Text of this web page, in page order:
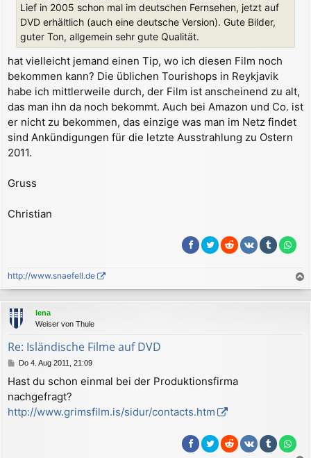
Lief in 2005 schon mal im deutschen Fernsehen, jetzt auf
DVD erhältlich (auch eine deutsche Version). Gute Bilder,
guter Ton, allgemein sehr gute Qualität.
hat vielleicht jemand einen Tip, wo ich diesen Film noch
bekommen kann? Die üblichen Tourishops in Reykjavik
habe ich mittlerweile durch, der Film ist anscheinend zu alt,
das man ihn da noch bekommt. Auch bei Amazon und Co. ist
er nicht zu bekommen, das einzige was man im Netz findet
sind Ankündigungen für die letzte Ausstrahlung zu Ostern
2011.
Gruss
Christian
http://www.snaefell.de
a
c
lena
Weiser von Thule
Re: Isländische Filme auf DVD
B
i
t
a
Do 4. Aug 2011, 21:09
Hast du schon einmal bei der Produktionsfirma
nachgefragt?
http://www.grimsfilm.is/sidur/contacts.htm